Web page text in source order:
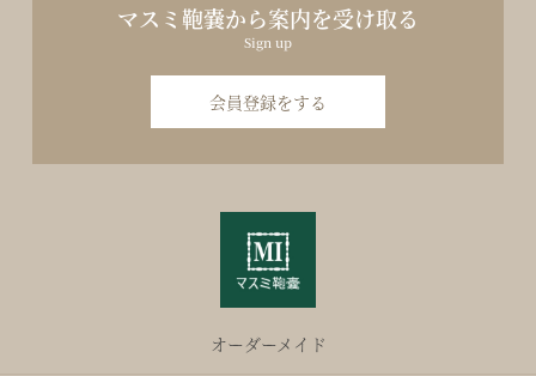
マスミ鞄嚢から案内を受け取る
Sign up
会員登録をする
オーダーメイド